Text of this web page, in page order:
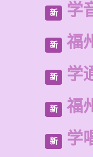
新 学
新 福
新 学
新 福
新 学